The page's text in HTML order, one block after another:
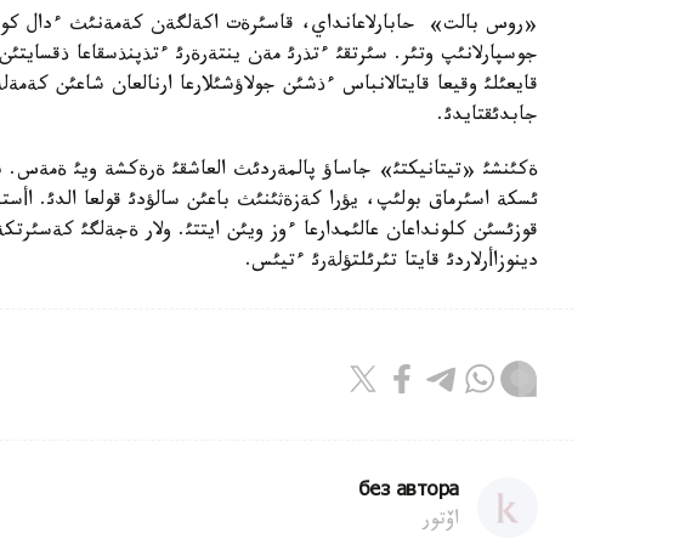
قايعئلئ وقيعا قايتالانباس ءذشئن جولاؤشئلارعا ارنالعان شاعئن
جابدئقتايدئ.
ةكئنشئ «تيتانيكتئ» جاساؤ پالمةردئث العاشقئ ةرةكشة ويئ
قوزئسئن كلونداعان عالئمدارعا ءوز ويئن ايتتئ. ولار ةجةلگئ
دينوزاأرلاردئ قايتا تئرئلتؤلةرئ ءتيئس.
без автора
اۆتور